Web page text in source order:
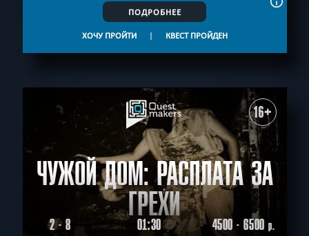
ПОДРОБНЕЕ
ХОЧУ ПРОЙТИ | КВЕСТ ПРОЙДЕН
16+
ЧУЖОЙ ДОМ: РАСПЛАТА ЗА
ГРЕХИ
2 - 8 01:30 4500 - 6500р.